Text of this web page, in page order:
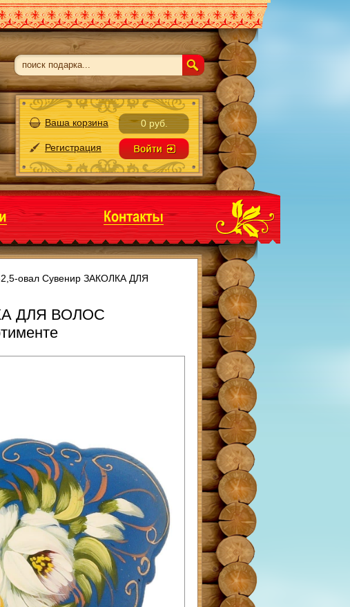
Ваша корзина 0 руб.
Регистрация
овал Сувенир ЗАКОЛКА ДЛЯ
ДЛЯ ВОЛОС